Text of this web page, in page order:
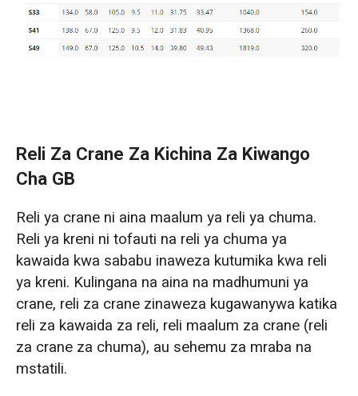
Reli Za Crane Za Kichina Za Kiwango
Cha GB
Reli ya crane ni aina maalum ya reli ya chuma.
Reli ya kreni ni tofauti na reli ya chuma ya
kawaida kwa sababu inaweza kutumika kwa reli
ya kreni. Kulingana na aina na madhumuni ya
crane, reli za crane zinaweza kugawanywa katika
reli za kawaida za reli, reli maalum za crane (reli
za crane za chuma), au sehemu za mraba na
mstatili.